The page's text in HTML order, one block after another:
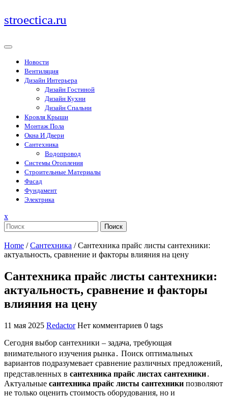
Перейти
к
stroectica.ru
Новости
Вентиляция
Дизайн Интерьера
Дизайн Гостиной
Дизайн Кухни
Дизайн Спальни
Кровля Крыши
Монтаж Пола
Окна И Двери
Сантехника
Водопровод
Системы Отопления
Строительные Материалы
Фасад
Фундамент
Электрика
xЗакрыть
меню
Поиск
Home /Сантехника /Сантехника прайс листы сантехники:
актуальность, сравнение и факторы влияния на цену
Сантехника прайс листы сантехники:
актуальность, сравнение и факторы
влияния на цену
11 мая 2025 Redactor Нет комментариев 0 tags
Сегодня выбор сантехники – задача, требующая
внимательного изучения рынка․ Поиск оптимальных
вариантов подразумевает сравнение различных предложений,
представленных в сантехника прайс листах сантехники․
Актуальные сантехника прайс листы сантехники позволяют
не только оценить стоимость оборудования, но и